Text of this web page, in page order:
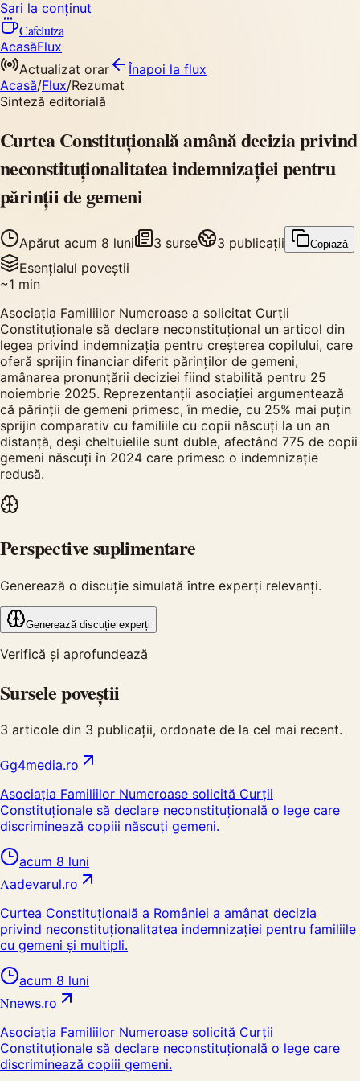
Sari la conținut
Cafelutza
AcasăFlux
Actualizat orar
Înapoi la flux
Acasă/Flux/Rezumat
Sinteză editorială
Curtea Constituțională amână decizia privind
neconstituționalitatea indemnizației pentru
părinții de gemeni
Apărut acum 8 luni 3 surse 3 publicații Copiază
Esențialul poveștii
~1 min
Asociația Familiilor Numeroase a solicitat Curții
Constituționale să declare neconstituțional un articol din
legea privind indemnizația pentru creșterea copilului, care
oferă sprijin financiar diferit părinților de gemeni,
amânarea pronunțării deciziei fiind stabilită pentru 25
noiembrie 2025. Reprezentanții asociației argumentează
că părinții de gemeni primesc, în medie, cu 25% mai puțin
sprijin comparativ cu familiile cu copii născuți la un an
distanță, deși cheltuielile sunt duble, afectând 775 de copii
gemeni născuți în 2024 care primesc o indemnizație
redusă.
Perspective suplimentare
Generează o discuție simulată între experți relevanți.
Generează discuție experți
Verifică și aprofundează
Sursele poveștii
3 articole din 3 publicații, ordonate de la cel mai recent.
Gg4media.ro
Asociația Familiilor Numeroase solicită Curții
Constituționale să declare neconstituțională o lege care
discriminează copiii născuți gemeni.
acum 8 luni
Aadevarul.ro
Curtea Constituțională a României a amânat decizia
privind neconstituționalitatea indemnizației pentru familiile
cu gemeni și multipli.
acum 8 luni
Nnews.ro
Asociația Familiilor Numeroase solicită Curții
Constituționale să declare neconstituțională o lege care
discriminează copiii gemeni.